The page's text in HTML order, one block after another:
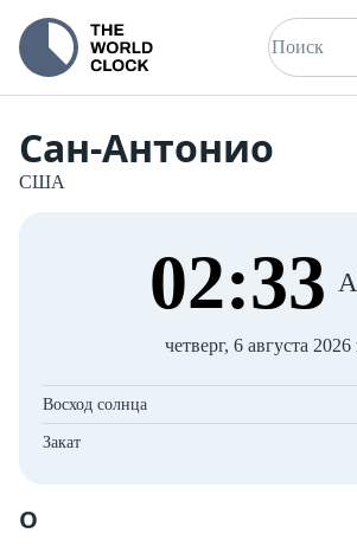
Сан-Антонио
США
02:33
четверг, 6 августа 2026
Восход солнца
Закат
О